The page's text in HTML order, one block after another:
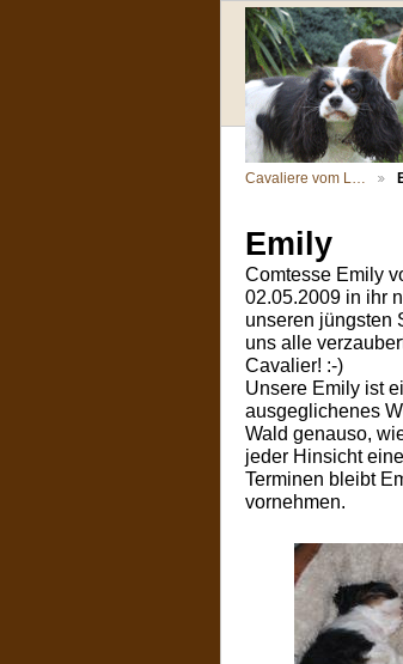
Cavaliere vom L…
Emily
Comtesse Emily
02.05.2009 in ihr
unseren jüngsten
uns alle
Cavalier! :-)
Unsere Emily ist
ausgeglichenes
Wald genauso,
jeder Hinsicht
Terminen bleibt
vornehmen.